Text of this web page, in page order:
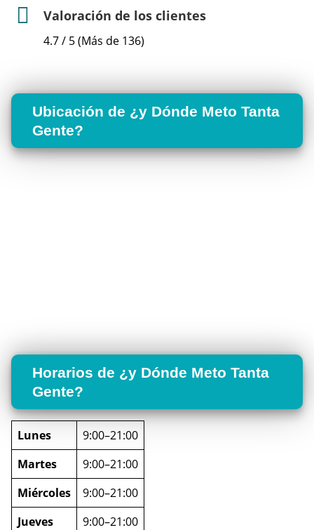
Valoración de los clientes
4.7 / 5 (Más de 136)
Ubicación de ¿y Dónde Meto Tanta
Gente?
Horarios de ¿y Dónde Meto Tanta
Gente?
Lunes
9:00–21:00
Martes
9:00–21:00
Miércoles
9:00–21:00
Jueves
9:00–21:00